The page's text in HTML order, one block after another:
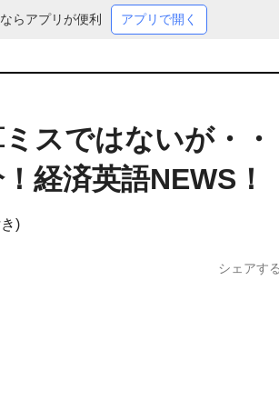
らアプリが便利 アプリで開く
スではないが・
経済英語NEWS！
)
シェアす